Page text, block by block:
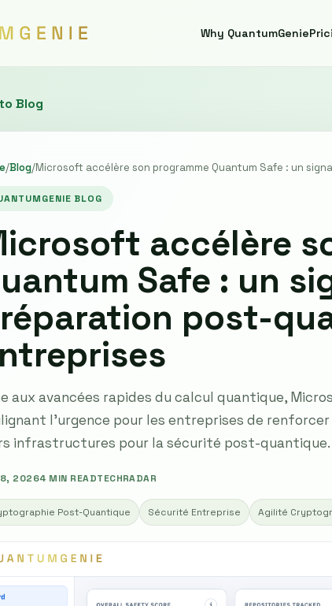
Why QuantumGenie
Blog
/Blog/Microsoft accélère son programme Quantum Safe : un
BLOG
accélère
Safe : un
post-
aux avancées rapides du calcul quantique,
l'urgence pour les entreprises de
infrastructures pour la sécurité post-quantique.
20264 MIN READTECHRADAR
Post-Quantique Sécurité Entreprise Agilité